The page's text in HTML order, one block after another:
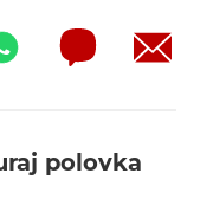
polovka